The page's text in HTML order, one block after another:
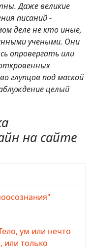
Даже великие
писаний -
деле не кто иные,
учеными. Они
опровергать или
глупцов под маской
целый
на сайте
ум или нечто
или только